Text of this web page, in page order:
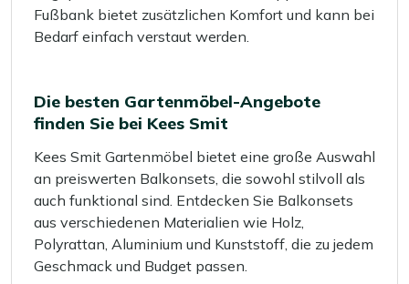
Fußbank bietet zusätzlichen Komfort und kann bei
Bedarf einfach verstaut werden.
Die besten Gartenmöbel-Angebote
finden Sie bei Kees Smit
Kees Smit Gartenmöbel bietet eine große Auswahl
an preiswerten Balkonsets, die sowohl stilvoll als
auch funktional sind. Entdecken Sie Balkonsets
aus verschiedenen Materialien wie Holz,
Polyrattan, Aluminium und Kunststoff, die zu jedem
Geschmack und Budget passen.